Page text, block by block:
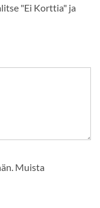
"Ei Korttia" ja
Muista